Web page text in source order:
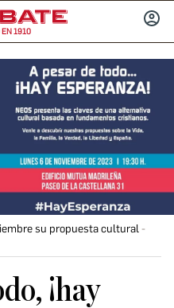
1910
su propuesta cultural
¡hay